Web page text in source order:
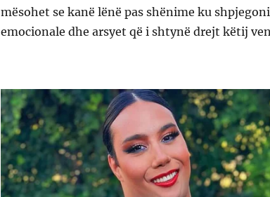
mësohet se kanë lënë pas shënime ku
emocionale dhe arsyet që i shtynë drejt këtij